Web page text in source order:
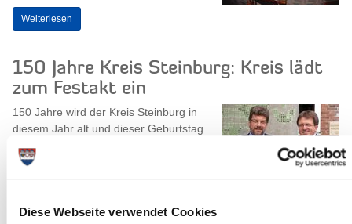
Diese Webseite verwendet Cookies
Weiterlesen
150 Jahre Kreis Steinburg: Kreis lädt
zum Festakt ein
150 Jahre wird der Kreis Steinburg in
diesem Jahr alt und dieser Geburtstag
um 18.00 Uhr, wird es im theater...